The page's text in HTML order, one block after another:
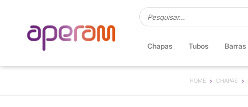
Chapas Tubos Barras
HOME CHAPAS